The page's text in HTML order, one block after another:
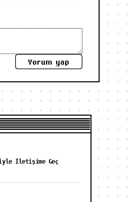
Yorum yap
İletişime Geç